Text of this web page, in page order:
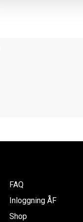
FAQ
Inloggning ÅF
Shop